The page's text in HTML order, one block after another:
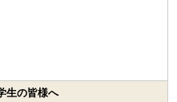
生の皆様へ